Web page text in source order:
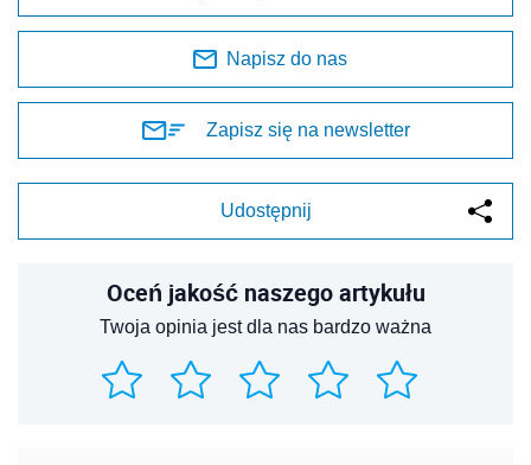
Napisz do nas
Zapisz się na newsletter
Udostępnij
Oceń jakość naszego artykułu
Twoja opinia jest dla nas bardzo ważna